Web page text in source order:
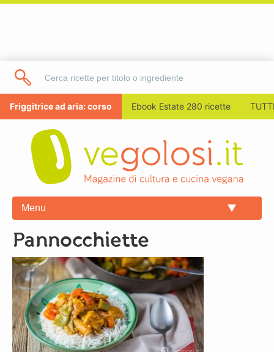
Friggitrice ad aria: corso Ebook Estate 280 ricette
Menu
pannocchiette